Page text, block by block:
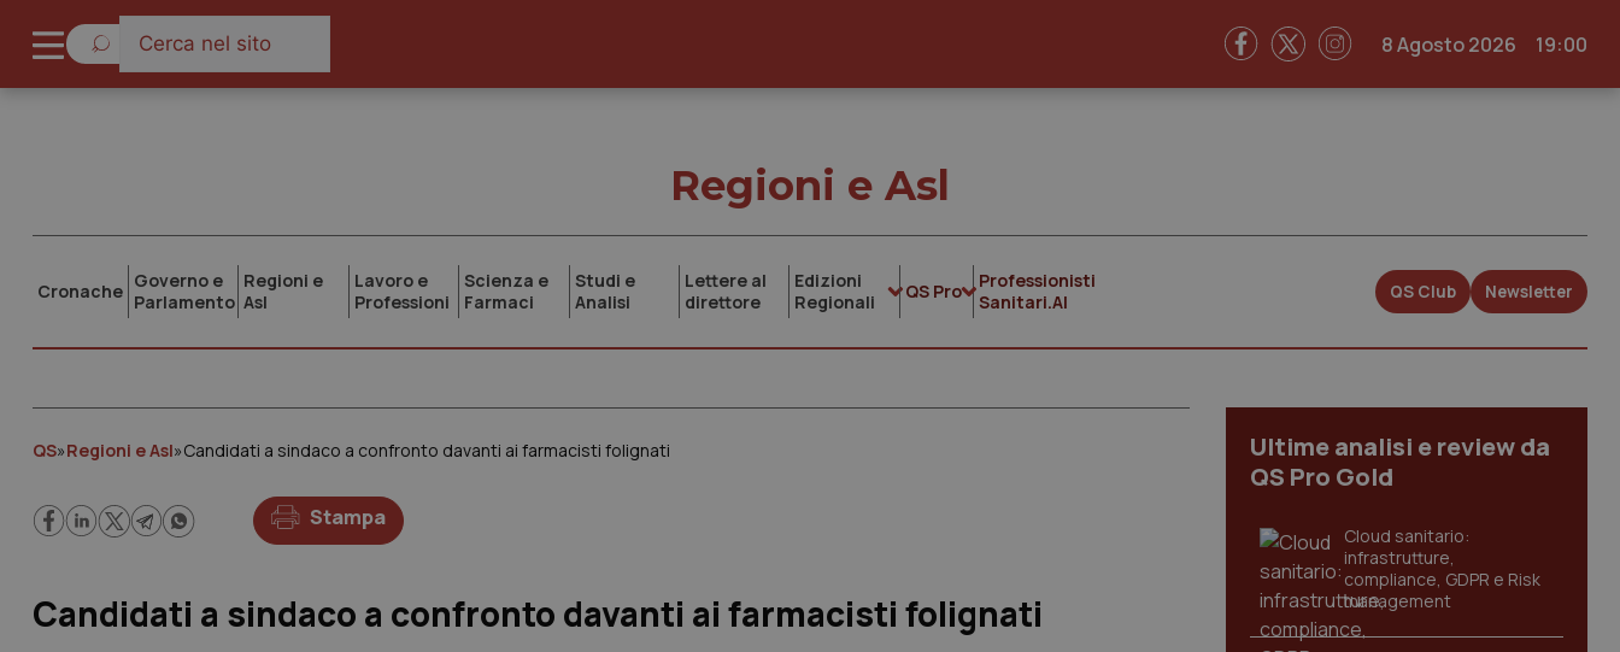
8 Agosto 2026 19:00
Regioni e Asl
Cronache Governo e
Parlamento
Regioni e
Asl
Lavoro e
Professioni
Scienza e
Farmaci
Studi e
Analisi
Lettere al
direttore
Edizioni
Regionali
QS Pro
Professionisti
Sanitari.AI
QS Club Newsletter
QS»Regioni e Asl»Candidati a sindaco a confronto davanti ai farmacisti folignati
Stampa
Candidati a sindaco a confronto davanti ai farmacisti folignati
Ultime analisi e review da
QS Pro Gold
Cloud sanitario:
infrastrutture,
compliance, GDPR e Risk
management